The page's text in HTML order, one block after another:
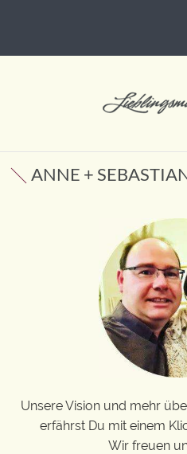
ANNE +
Unsere Vision und mehr
erfährst Du mit einem
Wir freuen